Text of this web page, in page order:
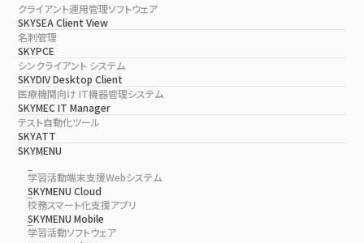
クライアント運用管理ソフトウェア
SKYSEA Client View
名刺管理
SKYPCE
シンクライアント システム
SKYDIV Desktop Client
医療機関向け IT機器管理システム
SKYMEC IT Manager
テスト自動化ツール
SKYATT
SKYMENU
学習活動端末支援Webシステム
SKYMENU Cloud
校務スマート化支援アプリ
SKYMENU Mobile
学習活動ソフトウェア